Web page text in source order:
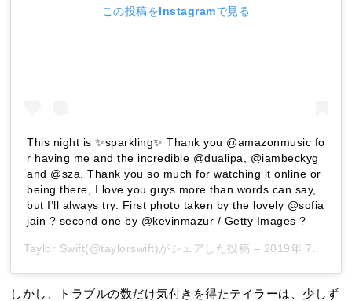
この投稿をInstagramで見る
This night is ✨sparkling✨ Thank you @amazonmusic fo
r having me and the incredible @dualipa, @iambeckyg
and @sza. Thank you so much for watching it online or
being there, I love you guys more than words can say,
but I’ll always try. First photo taken by the lovely @sofia
jain ? second one by @kevinmazur / Getty Images ?
Taylor Swift(@taylorswift)がシェアした投稿 – 2019年 7月月11日午前12時19分PDT
しかし、トラブルの数だけ気付きを得たテイラーは、少しず